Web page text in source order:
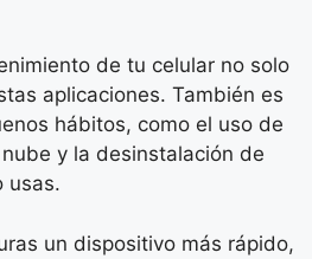
de tu celular no solo
aplicaciones. También es
hábitos, como el uso de
y la desinstalación de
usas.
un dispositivo más rápido,